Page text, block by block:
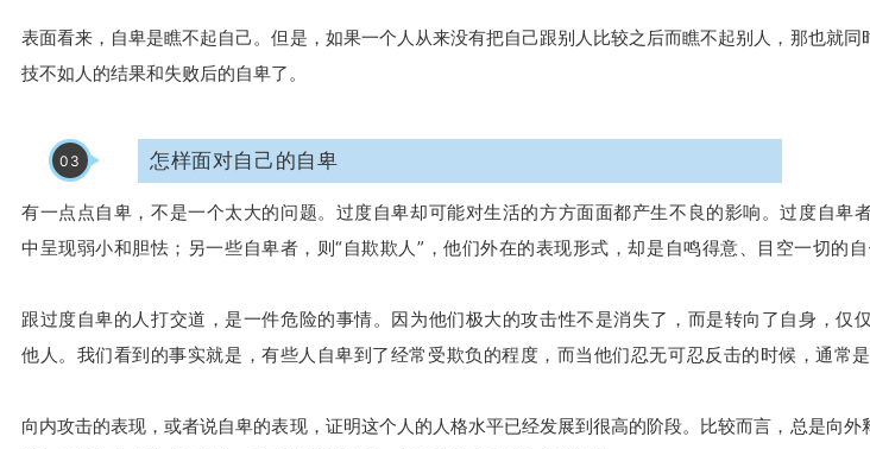
表面看来，自卑是瞧不起自己。但是，如果一个人从来没有把自己跟别人比较之后而瞧不起别人，那也就
技不如人的结果和失败后的自卑了。
03 怎样面对自己的自卑
有一点点自卑，不是一个太大的问题。过度自卑却可能对生活的方方面面都产生不良的影响。过度自
中呈现弱小和胆怯；另一些自卑者，则“自欺欺人”，他们外在的表现形式，却是自鸣得意、目空一切的
跟过度自卑的人打交道，是一件危险的事情。因为他们极大的攻击性不是消失了，而是转向了自身，
他人。我们看到的事实就是，有些人自卑到了经常受欺负的程度，而当他们忍无可忍反击的时候，通常是
向内攻击的表现，或者说自卑的表现，证明这个人的人格水平已经发展到很高的阶段。比较而言，总是向